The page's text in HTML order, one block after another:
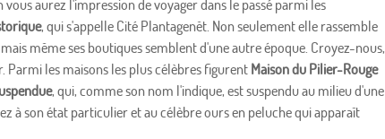
aurez l'impression de voyager dans le passé parmi les
, qui s'appelle Cité Plantagenêt. Non seulement elle rassemble
même ses boutiques semblent d'une autre époque. Croyez-nous,
Parmi les maisons les plus célèbres figurent Maison du Pilier-Rouge
, qui, comme son nom l'indique, est suspendu au milieu d'une
à son état particulier et au célèbre ours en peluche qui apparaît